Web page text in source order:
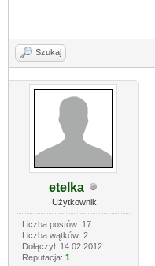
Szukaj
etelka
Użytkownik
Liczba postów: 17
Liczba wątków: 2
Dołączył: 14.02.2012
Reputacja: 1